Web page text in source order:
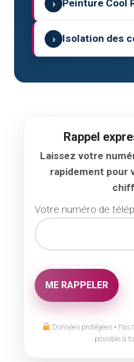
› Peinture Cool
› Isolation des
Rappel
Laissez votre
rapidement pour
Votre numéro de
Données protégées •
possible à